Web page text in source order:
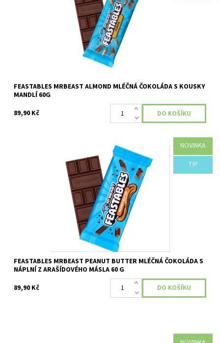
FEASTABLES MRBEAST ALMOND MLÉČNÁ ČOKOLÁDA S KOUSKY
MANDLÍ 60G
89,90 Kč
NOVINKA
TIP
Momentálně nedostupné
FEASTABLES MRBEAST PEANUT BUTTER MLÉČNÁ ČOKOLÁDA S
NÁPLNÍ Z ARAŠÍDOVÉHO MÁSLA 60 G
89,90 Kč